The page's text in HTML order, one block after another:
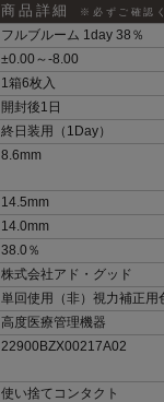
商品詳細 ※必ずご確認
フルブルーム 1day 38％
±0.00～‐8.00
1箱6枚入
開封後1日
終日装用（1Day）
8.6mm
14.5mm
14.0mm
38.0％
株式会社アド・グッド
単回使用（非）視力補正用
高度医療管理機器
22900BZX00217A02
使い捨てコンタクト